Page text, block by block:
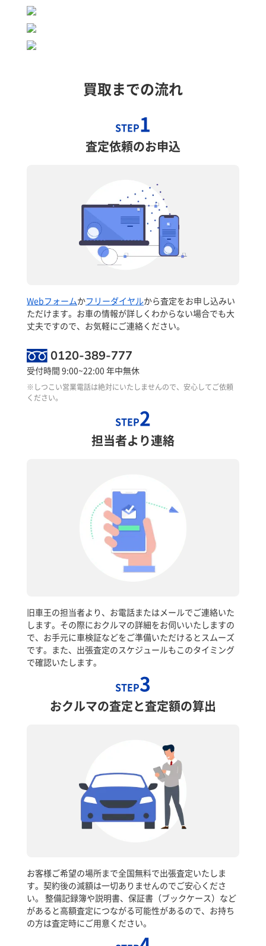
買取までの流れ
STEP1
査定依頼のお申込
Webフォームかフリーダイヤルから査定をお申し込みい
ただけます。お車の情報が詳しくわからない場合でも大
丈夫ですので、お気軽にご連絡ください。
0120-389-777
受付時間 9:00~22:00 年中無休
※しつこい営業電話は絶対にいたしませんので、安心してご依頼
ください。
STEP2
担当者より連絡
旧車王の担当者より、お電話またはメールでご連絡いた
します。その際におクルマの詳細をお伺いいたしますの
で、お手元に車検証などをご準備いただけるとスムーズ
です。また、出張査定のスケジュールもこのタイミング
で確認いたします。
STEP3
おクルマの査定と査定額の算出
お客様ご希望の場所まで全国無料で出張査定いたしま
す。契約後の減額は一切ありませんのでご安心くださ
い。 整備記録簿や説明書、保証書（ブックケース）など
があると高額査定につながる可能性があるので、お持ち
の方は査定時にご用意ください。